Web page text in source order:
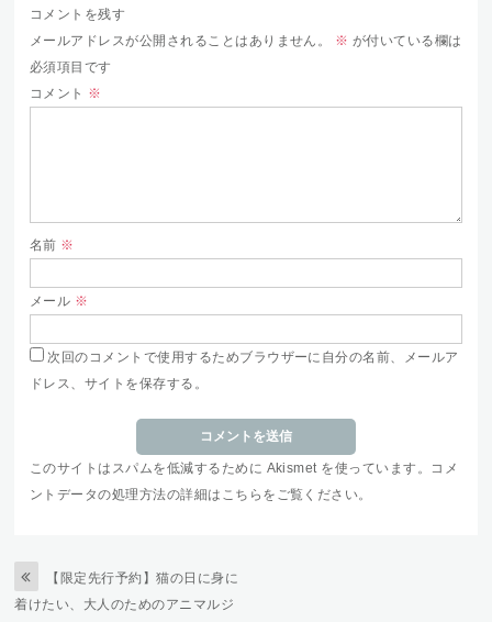
コメントを残す
メールアドレスが公開されることはありません。
※ が付いている欄は
必須項目です
コメント ※
名前 ※
メール ※
次回のコメントで使用するためブラウザーに自分の名前、メールア
ドレス、サイトを保存する。
このサイトはスパムを低減するために Akismet を使っています。
コメ
ントデータの処理方法の詳細はこちらをご覧ください。
【限定先行予約】猫の日に身に
着けたい、大人のためのアニマルジ